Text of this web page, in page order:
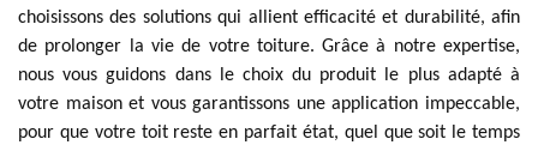
choisissons des solutions qui allient efficacité et durabilité, afin
de prolonger la vie de votre toiture. Grâce à notre expertise,
nous vous guidons dans le choix du produit le plus adapté à
votre maison et vous garantissons une application impeccable,
pour que votre toit reste en parfait état, quel que soit le temps